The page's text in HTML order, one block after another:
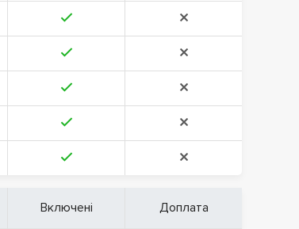
Включені Доплата